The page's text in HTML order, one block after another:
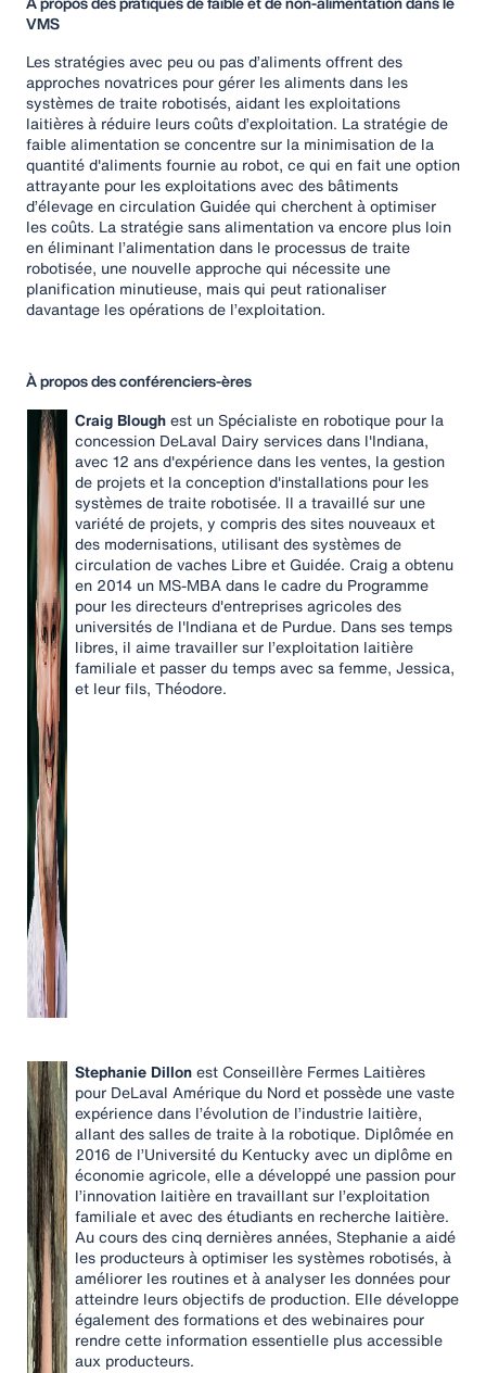
VMS
Les stratégies avec peu ou pas d’aliments offrent des
approches novatrices pour gérer les aliments dans les
systèmes de traite robotisés, aidant les exploitations
laitières à réduire leurs coûts d’exploitation. La stratégie de
faible alimentation se concentre sur la minimisation de la
quantité d'aliments fournie au robot, ce qui en fait une option
attrayante pour les exploitations avec des bâtiments
d’élevage en circulation Guidée qui cherchent à optimiser
les coûts. La stratégie sans alimentation va encore plus loin
en éliminant l’alimentation dans le processus de traite
robotisée, une nouvelle approche qui nécessite une
planification minutieuse, mais qui peut rationaliser
davantage les opérations de l’exploitation.
À propos des conférenciers-ères
Craig Bloughest un Spécialiste en robotique pour la
concession DeLaval Dairy services dans l'Indiana,
avec 12 ans d'expérience dans les ventes, la gestion
de projets et la conception d'installations pour les
systèmes de traite robotisée. Il a travaillé sur une
variété de projets, y compris des sites nouveaux et
des modernisations, utilisant des systèmes de
circulation de vaches Libre et Guidée. Craig a obtenu
en 2014 un MS-MBA dans le cadre du Programme
pour les directeurs d'entreprises agricoles des
universités de l'Indiana et de Purdue. Dans ses temps
libres, il aime travailler sur l’exploitation laitière
familiale et passer du temps avec sa femme, Jessica,
et leur fils, Théodore.
Stephanie Dillonest Conseillère Fermes Laitières
pour DeLaval Amérique du Nord et possède une vaste
expérience dans l’évolution de l’industrie laitière,
allant des salles de traite à la robotique. Diplômée en
2016 de l’Université du Kentucky avec un diplôme en
économie agricole, elle a développé une passion pour
l’innovation laitière en travaillant sur l’exploitation
familiale et avec des étudiants en recherche laitière.
Au cours des cinq dernières années, Stephanie a aidé
les producteurs à optimiser les systèmes robotisés, à
améliorer les routines et à analyser les données pour
atteindre leurs objectifs de production. Elle développe
également des formations et des webinaires pour
rendre cette information essentielle plus accessible
aux producteurs.